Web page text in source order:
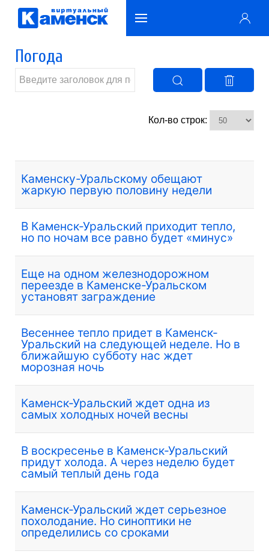
Погода
Кол-во строк:
Каменску-Уральскому обещают
жаркую первую половину недели
В Каменск-Уральский приходит тепло,
но по ночам все равно будет «минус»
Еще на одном железнодорожном
переезде в Каменске-Уральском
установят заграждение
Весеннее тепло придет в Каменск-
Уральский на следующей неделе. Но в
ближайшую субботу нас ждет
морозная ночь
Каменск-Уральский ждет одна из
самых холодных ночей весны
В воскресенье в Каменск-Уральский
придут холода. А через неделю будет
самый теплый день года
Каменск-Уральский ждет серьезное
похолодание. Но синоптики не
определились со сроками